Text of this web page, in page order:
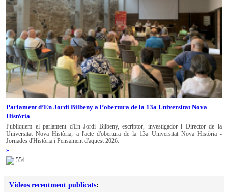
Parlament d’En Jordi Bilbeny a l’obertura de la 13a Universitat Nova
Història
Publiquem el parlament d'En Jordi Bilbeny, escriptor, investigador i Director de la
Universitat Nova Història; a l'acte d'obertura de la 13a Universitat Nova Història -
Jornades d'Història i Pensament d'aquest 2026.
»
554
Vídeos recentment publicats: